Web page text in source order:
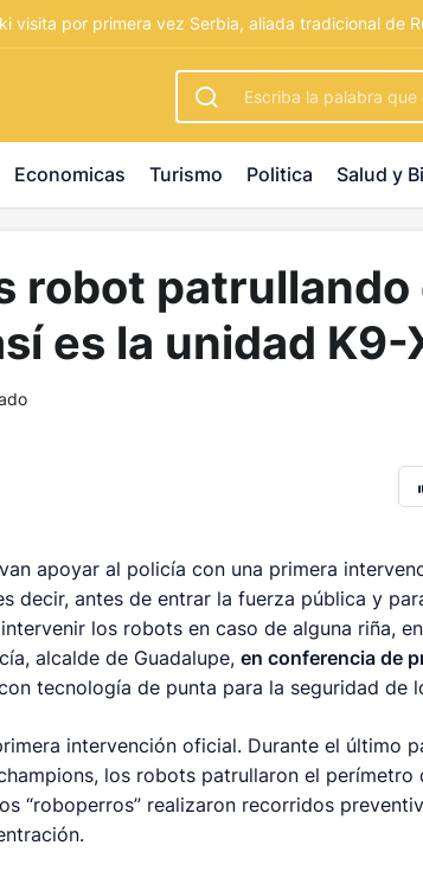
giriş masterbetting - palacebet1.com -
visita por primera vez Serbia, aliada tradicional de
Economicas Turismo Politica Salud y
robot
es la unidad K9-
apoyar al policía con una primera
decir, antes de entrar la fuerza pública y
los robots en caso de alguna riña,
alcalde de Guadalupe,en conferencia de
tecnología de punta para la seguridad de
intervención oficial. Durante el último
los robots patrullaron el perímetro
“roboperros” realizaron recorridos